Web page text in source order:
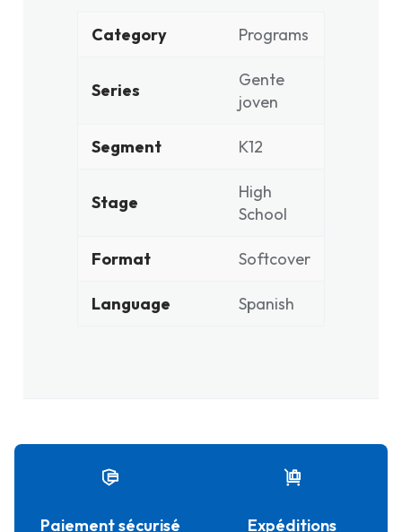
Category Programs
Series
Gente
joven
Segment K12
Stage
High
School
Format Softcover
Language Spanish
Paiement sécurisé Expéditions